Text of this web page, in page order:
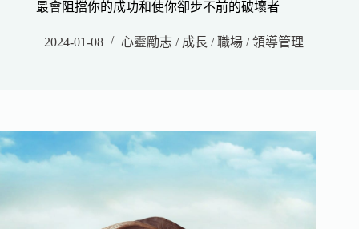
最會阻擋你的成功和使你卻步不前的破壞者
2024-01-08 心靈勵志 / 成長 /職場 /領導管理